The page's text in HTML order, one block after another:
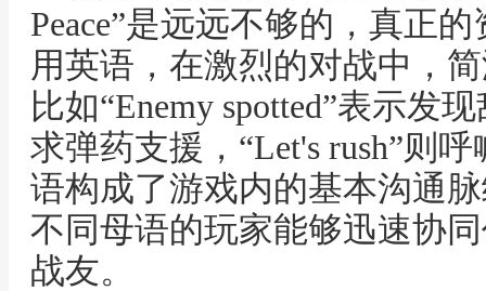
Peace”是远远不够的，真正
用英语，在激烈的对战中，
比如“Enemy spotted”表示发
求弹药支援，“Let's rush”则
语构成了游戏内的基本沟通
不同母语的玩家能够迅速协
战友。